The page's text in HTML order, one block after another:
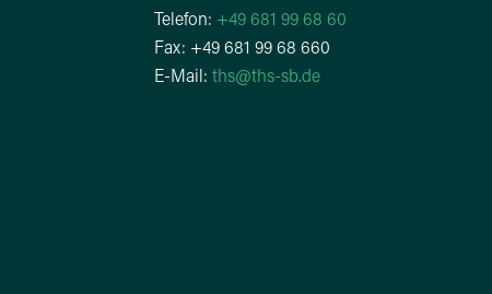
Telefon: +49 681 99 68 60
Fax: +49 681 99 68 660
E-Mail: ths@ths-sb.de